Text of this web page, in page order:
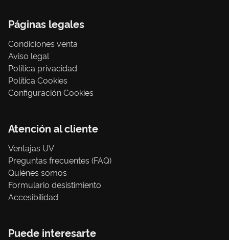
Páginas legales
Condiciones venta
Aviso legal
Política privacidad
Política Cookies
Configuración Cookies
Atención al cliente
Ventajas UV
Preguntas frecuentes (FAQ)
Quiénes somos
Formulario desistimiento
Accesibilidad
Puede interesarte